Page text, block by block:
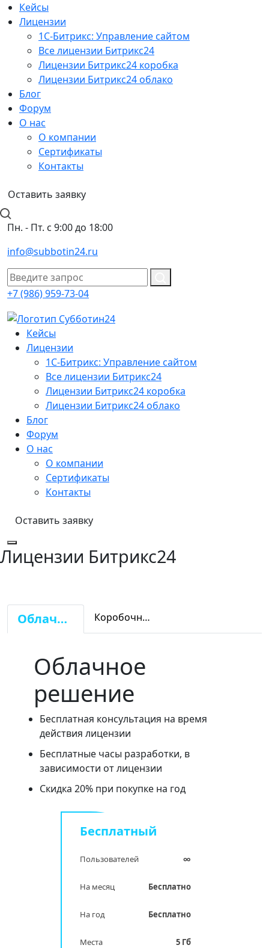
Кейсы
Лицензии
1С-Битрикc: Управление сайтом
Все лицензии Битрикс24
Лицензии Битрикс24 коробка
Лицензии Битрикс24 облако
Блог
Форум
О нас
О компании
Сертификаты
Контакты
Оставить заявку
Пн. - Пт. с 9:00 до 18:00
info@subbotin24.ru
+7 (986) 959-73-04
Кейсы
Лицензии
1С-Битрикc: Управление сайтом
Все лицензии Битрикс24
Лицензии Битрикс24 коробка
Лицензии Битрикс24 облако
Блог
Форум
О нас
О компании
Сертификаты
Контакты
Оставить заявку
Лицензии Битрикс24
Облачная версия Коробочная версия
Облачное
решение
Бесплатная консультация на время
действия лицензии
Бесплатные часы разработки, в
зависимости от лицензии
Скидка 20% при покупке на год
Бесплатный
Пользователей ∞
На месяц Бесплатно
На год Бесплатно
Места 5 Гб